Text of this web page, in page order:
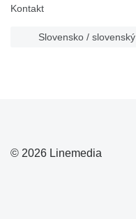
Kontakt
Slovensko / slovenský
© 2026 Linemedia